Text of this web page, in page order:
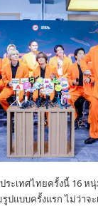
ทศไทยครั้งนี้ 16 หนุ่
รูปแบบครั้งแรก ไม่ว่าจะ